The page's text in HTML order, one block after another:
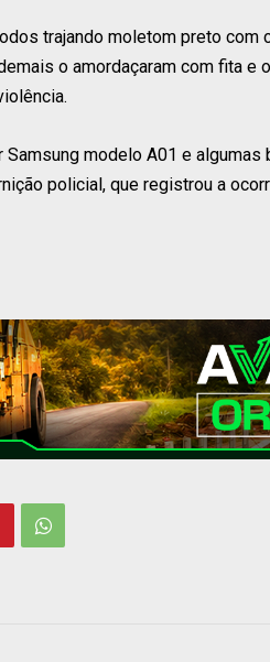
trajando moletom preto com
o amordaçaram com fita e
modelo A01 e algumas
policial, que registrou a